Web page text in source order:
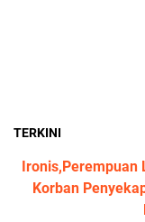
TERKINI
Ironis,Perempuan
Korban